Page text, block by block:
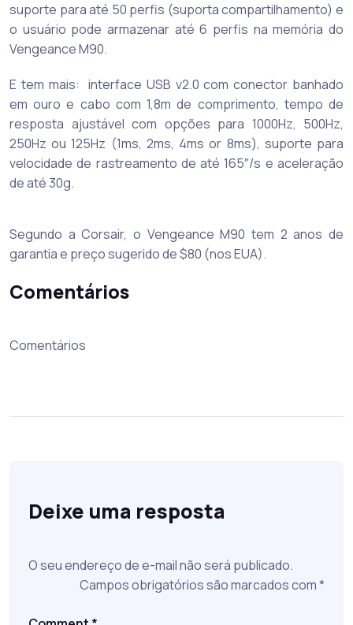
suporte para até 50 perfis (suporta compartilhamento) e
o usuário pode armazenar até 6 perfis na memória do
Vengeance M90.
E tem mais: interface USB v2.0 com conector banhado
em ouro e cabo com 1,8m de comprimento, tempo de
resposta ajustável com opções para 1000Hz, 500Hz,
250Hz ou 125Hz (1ms, 2ms, 4ms or 8ms), suporte para
velocidade de rastreamento de até 165″/s e aceleração
de até 30g.
Segundo a Corsair, o Vengeance M90 tem 2 anos de
garantia e preço sugerido de $80 (nos EUA).
Comentários
Comentários
Deixe uma resposta
O seu endereço de e-mail não será publicado.
Campos obrigatórios são marcados com*